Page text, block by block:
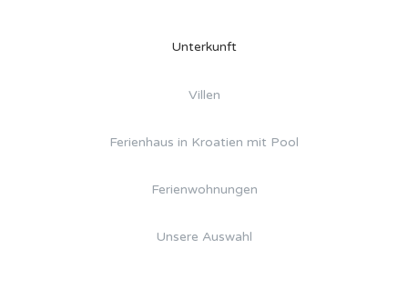
Unterkunft
Villen
Ferienhaus in Kroatien mit Pool
Ferienwohnungen
Unsere Auswahl